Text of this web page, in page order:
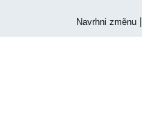
Navrhni změnu|